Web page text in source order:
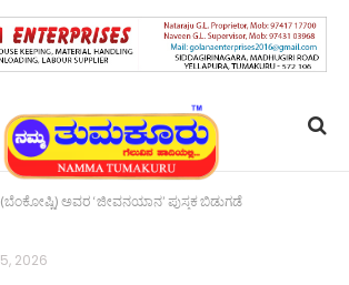
ಅವರ ‘ಜೀವನಯಾನ’ ಪುಸ್ತಕ ಬಿಡುಗಡೆ
2026